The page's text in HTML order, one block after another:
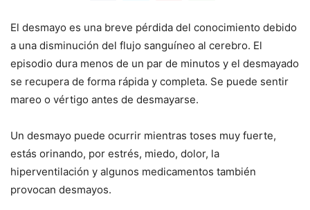
El desmayo es una breve pérdida del conocimiento debido
a una disminución del flujo sanguíneo al cerebro. El
episodio dura menos de un par de minutos y el desmayado
se recupera de forma rápida y completa. Se puede sentir
mareo o vértigo antes de desmayarse.
Un desmayo puede ocurrir mientras toses muy fuerte,
estás orinando, por estrés, miedo, dolor, la
hiperventilación y algunos medicamentos también
provocan desmayos.